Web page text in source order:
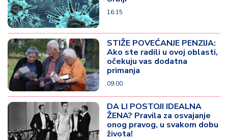
16:15
STIŽE POVEĆANJE PENZIJA:
Ako ste radili u ovoj oblasti,
očekuju vas dodatna
primanja
09:00
DA LI POSTOJI IDEALNA
ŽENA? Pravila za osvajanje
onog pravog, u svakom dobu
života!